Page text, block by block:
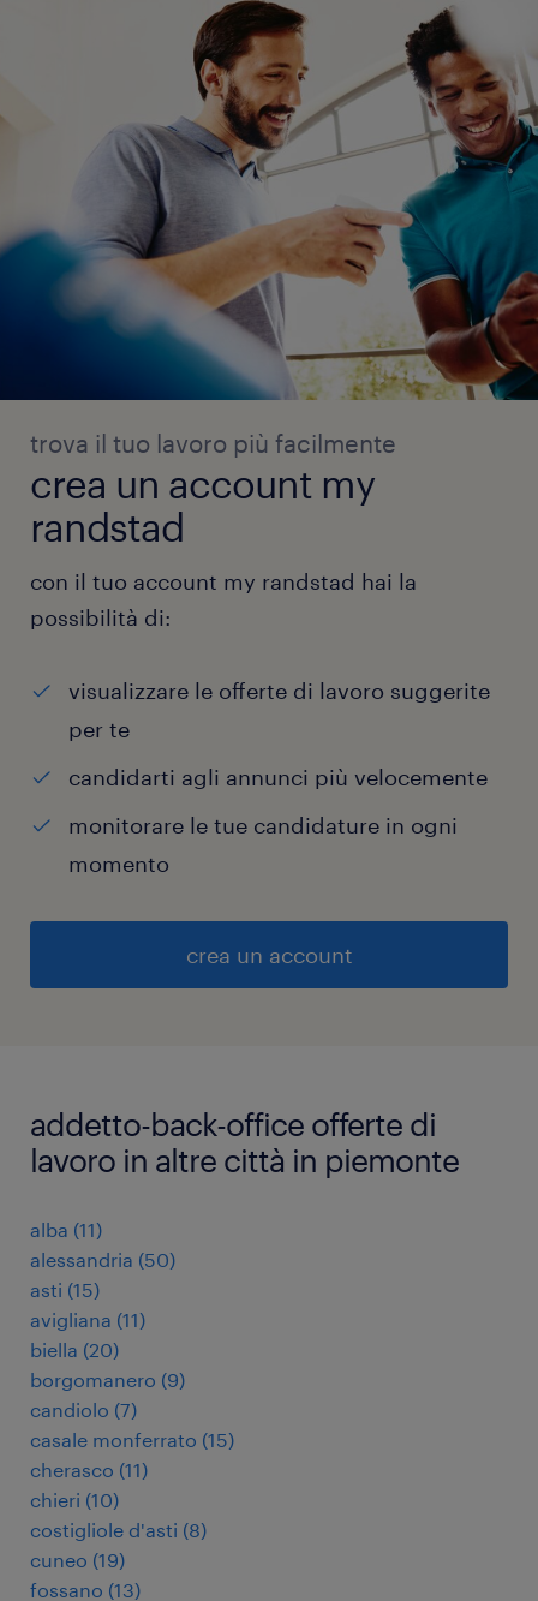
trova il tuo lavoro più facilmente
crea un account my
randstad
con il tuo account my randstad hai la
possibilità di:
visualizzare le offerte di lavoro suggerite
per te
candidarti agli annunci più velocemente
monitorare le tue candidature in ogni
momento
crea un account
addetto-back-office offerte di
lavoro in altre città in piemonte
alba (11)
alessandria (50)
asti (15)
avigliana (11)
biella (20)
borgomanero (9)
candiolo (7)
casale monferrato (15)
cherasco (11)
chieri (10)
costigliole d'asti (8)
cuneo (19)
fossano (13)